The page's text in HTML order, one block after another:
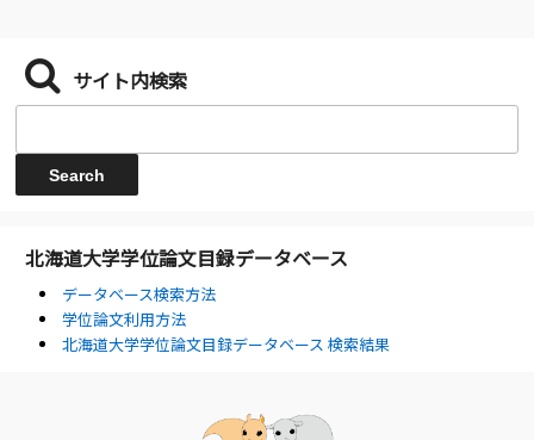
サイト内検索
北海道大学学位論文目録データベース
データベース検索方法
学位論文利用方法
北海道大学学位論文目録データベース 検索結果